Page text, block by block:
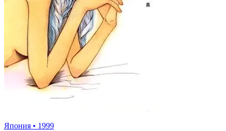
Япония • 1999